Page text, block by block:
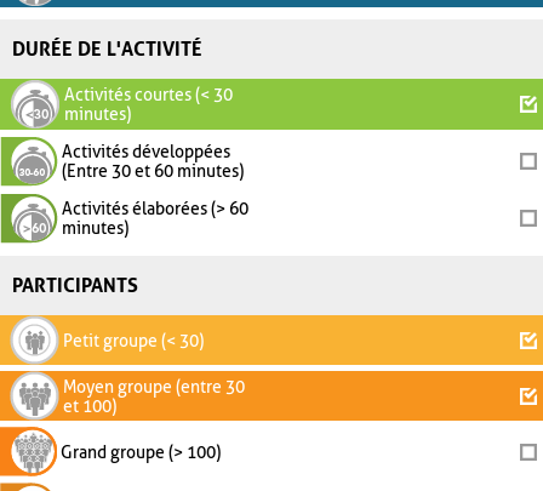
DURÉE DE L'ACTIVITÉ
Activités courtes (< 30
minutes)
Activités développées
(Entre 30 et 60 minutes)
Activités élaborées (> 60
minutes)
PARTICIPANTS
Petit groupe (< 30)
Moyen groupe (entre 30
et 100)
Grand groupe (> 100)